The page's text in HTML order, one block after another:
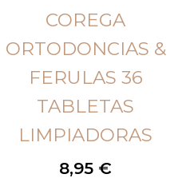
COREGA
ORTODONCIAS &
FERULAS 36
TABLETAS
LIMPIADORAS
8,95 €